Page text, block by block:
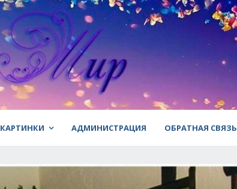
КАРТИНКИ АДМИНИСТРАЦИЯ ОБРАТНАЯ СВЯЗЬ